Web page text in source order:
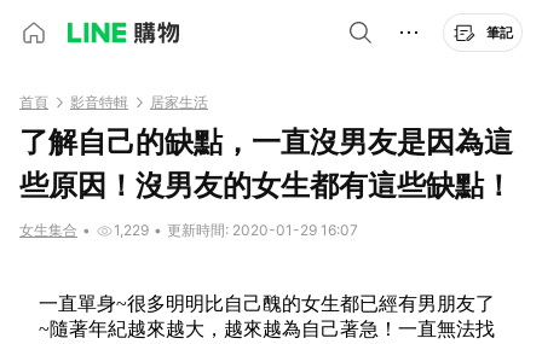
筆記
首頁 影音特輯 居家生活
了解自己的缺點，一直沒男友是因為這
些原因！沒男友的女生都有這些缺點！
女生集合 • 1,229 • 更新時間: 2020-01-29 16:07
一直單身~很多明明比自己醜的女生都已經有男朋友了
~隨著年紀越來越大，越來越為自己著急！一直無法找